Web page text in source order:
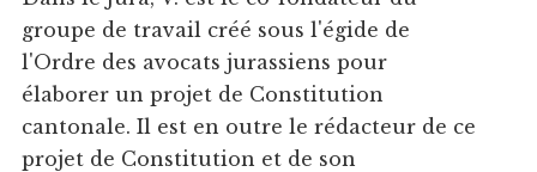
groupe de travail créé sous l'égide de
l'Ordre des avocats jurassiens pour
élaborer un projet de Constitution
cantonale. Il est en outre le rédacteur de ce
projet de Constitution et de son